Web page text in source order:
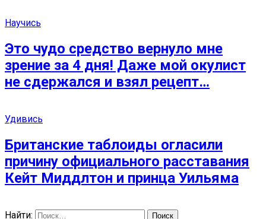
Научись
Это чудо средство вернуло мне
зрение за 4 дня! Даже мой окулист
не сдержался и взял рецепт…
Удивись
Британские таблоиды огласили
причину официального расставания
Кейт Миддлтон и принца Уильяма
Найти: